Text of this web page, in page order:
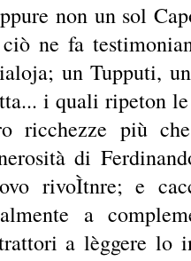
non un sol
ne fa
un Tupputi,
i quali ripeton
ricchezze più
di
rivoÌtnre; e
a
a lèggere lo